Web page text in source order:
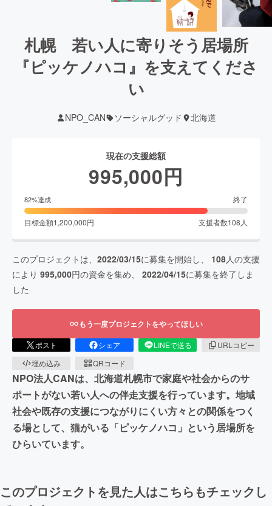
札幌 若い人に寄りそう居場所
『ピッケノハコ』を支えてくださ
い
NPO_CAN ソーシャルグッド 北海道
現在の支援総額
995,000円
82%達成 終了
目標金額1,200,000円 支援者数108 人
このプロジェクトは、 2022/03/15に募集を開始し、 108人の支援
により 995,000円の資金を集め、 2022/04/15に募集を終了しま
した
もう一度プロジェクトをやってほしい
ポスト シェア LINEで送る
URLコピー
埋め込み
QRコード
NPO法人CANは、北海道札幌市で家庭や社会からのサ
ポートがない若い人への伴走支援を行っています。地域
社会や既存の支援につながりにくい方々との関係をつく
る場として、猫がいる「ピッケノハコ」という居場所を
ひらいています。
このプロジェクトを見た人はこちらもチェックし